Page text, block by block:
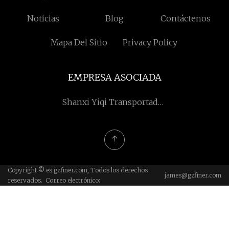
Noticias Blog Contáctenos
Mapa Del Sitio Privacy Policy
EMPRESA ASOCIADA
Shanxi Yiqi Transportador
Copyright © es.gzfiner.com, Todos los derechos
reservados. Correo electrónico:
james@gzfiner.com